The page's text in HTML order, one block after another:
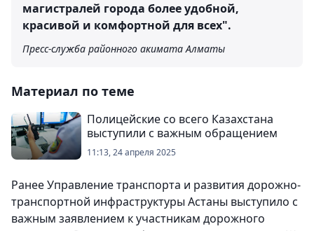
магистралей города более удобной,
красивой и комфортной для всех".
Пресс-служба районного акимата Алматы
Материал по теме
Полицейские со всего Казахстана
выступили с важным обращением
11:13, 24 апреля 2025
Ранее Управление транспорта и развития дорожно-
транспортной инфраструктуры Астаны выступило с
важным заявлением к участникам дорожного